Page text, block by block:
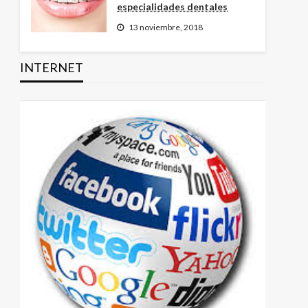
especialidades dentales
13 noviembre, 2018
INTERNET